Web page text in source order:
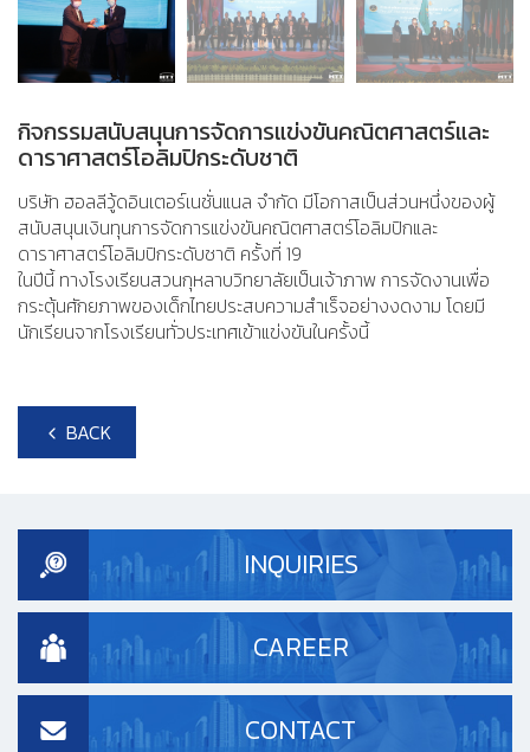
กิจกรรมสนับสนุนการจัดการแข่งขันคณิตศาสตร์และ
ดาราศาสตร์โอลิมปิกระดับชาติ
บริษัท ฮอลลีวู้ดอินเตอร์เนชั่นแนล จำกัด มีโอกาสเป็นส่วนหนึ่งของผู้
สนับสนุนเงินทุนการจัดการแข่งขันคณิตศาสตร์โอลิมปิกและ
ดาราศาสตร์โอลิมปิกระดับชาติ ครั้งที่ 19
ในปีนี้ ทางโรงเรียนสวนกุหลาบวิทยาลัยเป็นเจ้าภาพ การจัดงานเพื่อ
กระตุ้นศักยภาพของเด็กไทยประสบความสำเร็จอย่างงดงาม โดยมี
นักเรียนจากโรงเรียนทั่วประเทศเข้าแข่งขันในครั้งนี้
BACK
INQUIRIES
CAREER
CONTACT